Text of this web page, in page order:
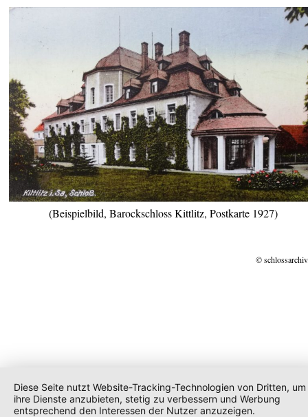
(Beispielbild, Barockschloss Kittlitz, Postkarte 1927)
©
Diese Seite nutzt Website-Tracking-Technologien von Dritten, um
ihre Dienste anzubieten, stetig zu verbessern und Werbung
entsprechend den Interessen der Nutzer anzuzeigen.